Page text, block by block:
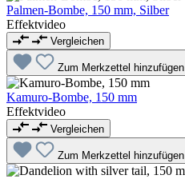
Palmen-Bombe, 150 mm, Silber
Effektvideo
Vergleichen
Zum Merkzettel hinzufügen
Kamuro-Bombe, 150 mm
Effektvideo
Vergleichen
Zum Merkzettel hinzufügen